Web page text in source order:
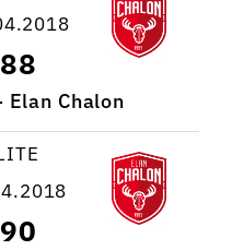
88
Elan Chalon
90